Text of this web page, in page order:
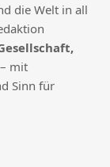
die Welt in all
– mit
Sinn für